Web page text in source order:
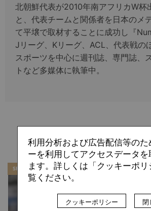
北朝鮮代表が2010年南アフリカW杯
と、代表チームと関係者を日本のメ
て平壌で取材することに成功し『
Jリーグ、Kリーグ、ACL、代表戦の
スポーツを中心に週刊誌、専門誌、
トなど多媒体に執筆中。
関連記事
SPECIAL SPECIAL
利用分析および広告配信等のた
ーを利用してアクセスデータを
ます。詳しくは「クッキーポ
覧ください。
クッキーポリシー 閉